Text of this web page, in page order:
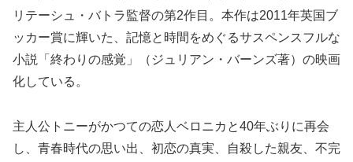
リテーシュ・バトラ監督の第2作目。本作は2011年英国ブ
ッカー賞に輝いた、記憶と時間をめぐるサスペンスフルな
小説「終わりの感覚」（ジュリアン・バーンズ著）の映画
化している。
主人公トニーがかつての恋人ベロニカと40年ぶりに再会
し、青春時代の思い出、初恋の真実、自殺した親友、不完